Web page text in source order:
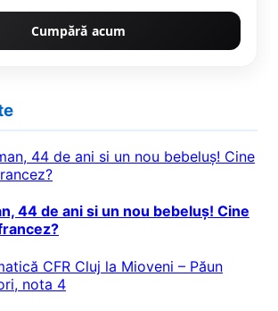
Cumpără acum
44 de ani si un nou bebeluș! Cine